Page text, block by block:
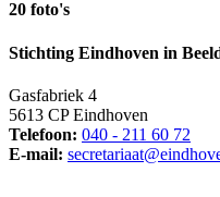
20 foto's
Stichting Eindhoven in
Gasfabriek 4
5613 CP Eindhoven
Telefoon: 040 - 211 60 72
E-mail: